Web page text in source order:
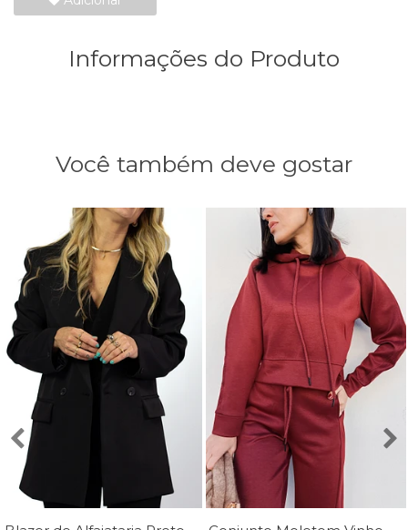
Informações do Produto
Você também deve gostar